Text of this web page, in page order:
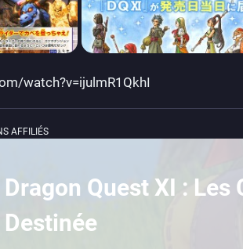
watch?v=ijulmR1QkhI
AFFILIÉS
Dragon Quest XI :
Destinée